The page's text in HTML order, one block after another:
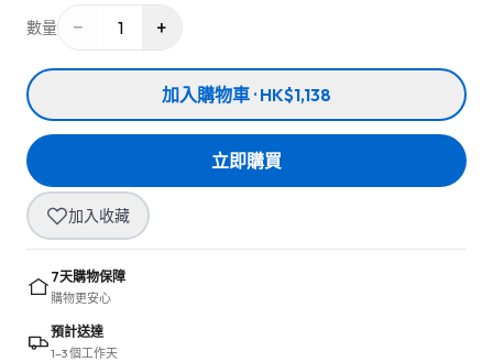
數量 − 1 +
加入購物車 · HK$1,138
立即購買
加入收藏
7天購物保障
購物更安心
預計送達
1–3 個工作天